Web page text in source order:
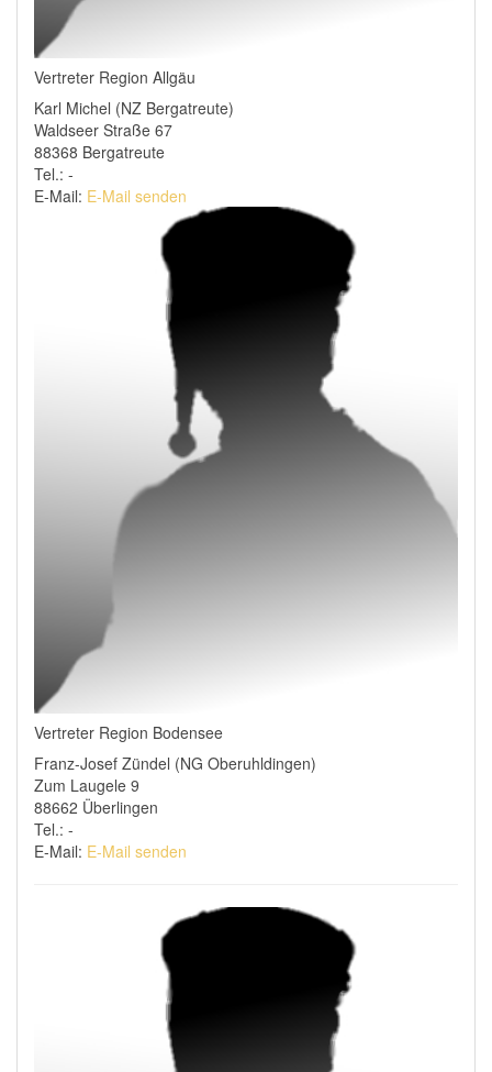
Vertreter Region Allgäu
Karl Michel (NZ Bergatreute)
Waldseer Straße 67
88368 Bergatreute
Tel.: -
E-Mail: E-Mail senden
Vertreter Region Bodensee
Franz-Josef Zündel (NG Oberuhldingen)
Zum Laugele 9
88662 Überlingen
Tel.: -
E-Mail: E-Mail senden